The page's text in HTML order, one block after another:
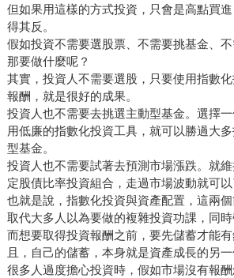
但如果用這樣的方式投資，只會是高點買
得其反。
假如投資不需要選股票、不需要挑基金、不
那要做什麼呢？
其實，投資人不需要選股，只要使用指數
報酬，就是很好的成果。
投資人也不需要去挑選主動型基金。選擇
用低廉的指數化投資工具，就可以勝過大
型基金。
投資人也不需要試著去預測市場漲跌。就
定股債比率投資組合，走過市場波動就可以
也就是說，指數化投資與資產配置，這兩
取代大多人以為要做的複雜投資功課，同時
而想要取得投資報酬之前，要先儲蓄才能
且，自己的儲蓄，本身就是資產成長的另一
很多人過度擔心投資時，假如市場沒有報